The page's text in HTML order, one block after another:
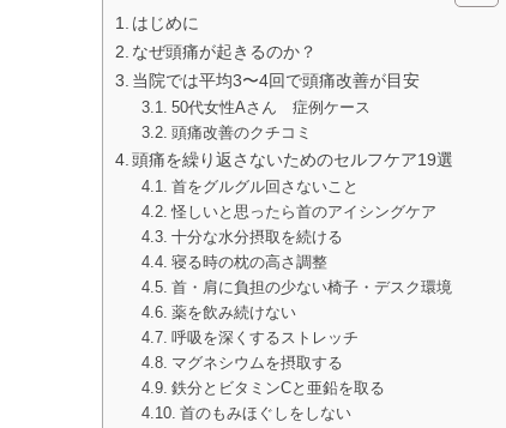
はじめに
なぜ頭痛が起きるのか？
当院では平均3〜4回で頭痛改善が目安
50代女性Aさん 症例ケース
頭痛改善のクチコミ
頭痛を繰り返さないためのセルフケア19選
首をグルグル回さないこと
怪しいと思ったら首のアイシングケア
十分な水分摂取を続ける
寝る時の枕の高さ調整
首・肩に負担の少ない椅子・デスク環境
薬を飲み続けない
呼吸を深くするストレッチ
マグネシウムを摂取する
鉄分とビタミンCと亜鉛を取る
首のもみほぐしをしない